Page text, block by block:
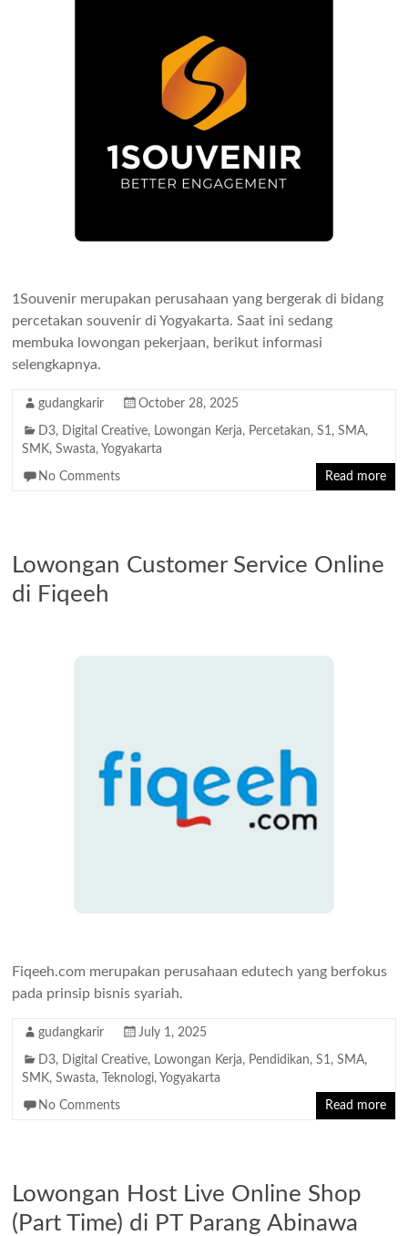
1Souvenir merupakan perusahaan yang bergerak di bidang
percetakan souvenir di Yogyakarta. Saat ini sedang
membuka lowongan pekerjaan, berikut informasi
selengkapnya.
gudangkarir October 28, 2025
D3, Digital Creative, Lowongan Kerja, Percetakan,S1,SMA,
SMK,Swasta, Yogyakarta
No Comments Read more
Lowongan Customer Service Online
di Fiqeeh
Fiqeeh.com merupakan perusahaan edutech yang berfokus
pada prinsip bisnis syariah.
gudangkarir July 1, 2025
D3, Digital Creative, Lowongan Kerja, Pendidikan,S1,SMA,
SMK,Swasta, Teknologi, Yogyakarta
No Comments Read more
Lowongan Host Live Online Shop
(Part Time) di PT Parang Abinawa